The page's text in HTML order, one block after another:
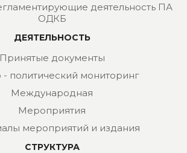
деятельность ПА
ОДКБ
ДЕЯТЕЛЬНОСТЬ
Принятые документы
- политический мониторинг
Международная
Мероприятия
мероприятий и издания
СТРУКТУРА